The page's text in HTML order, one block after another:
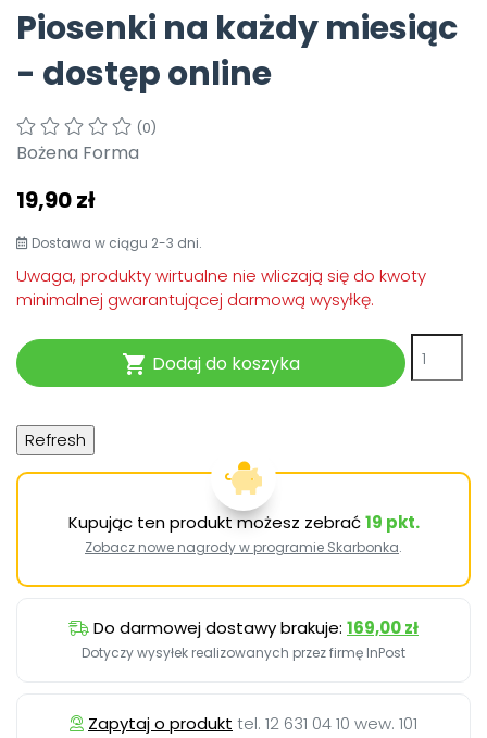
Pomoc
Piosenki na każdy miesiąc
- dostęp online
(0)
Bożena Forma
19,90 zł
Dostawa w ciągu 2-3 dni.
Uwaga, produkty wirtualne nie wliczają się do kwoty
minimalnej gwarantującej darmową wysyłkę.
 Dodaj do koszyka
Kupując ten produkt możesz zebrać19 pkt.
Zobacz nowe nagrody w programie Skarbonka.
Do darmowej dostawy brakuje: 169,00 zł
Dotyczy wysyłek realizowanych przez firmę InPost
Zapytaj o produkt tel. 12 631 04 10 wew. 101